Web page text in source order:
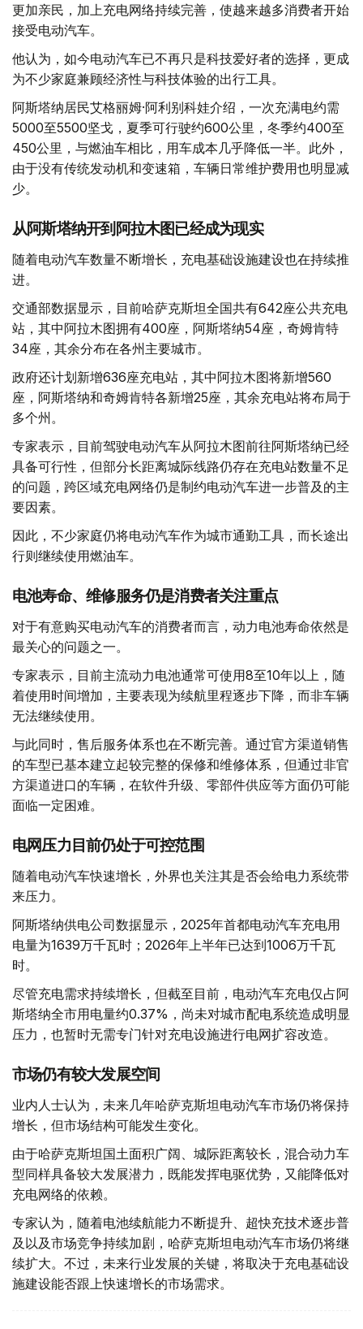
更加亲民，加上充电网络持续完善，使越来越多消费者开始
接受电动汽车。
他认为，如今电动汽车已不再只是科技爱好者的选择，更成
为不少家庭兼顾经济性与科技体验的出行工具。
阿斯塔纳居民艾格丽姆·阿利别科娃介绍，一次充满电约需
5000至5500坚戈，夏季可行驶约600公里，冬季约400至
450公里，与燃油车相比，用车成本几乎降低一半。此外，
由于没有传统发动机和变速箱，车辆日常维护费用也明显减
少。
从阿斯塔纳开到阿拉木图已经成为现实
随着电动汽车数量不断增长，充电基础设施建设也在持续推
进。
交通部数据显示，目前哈萨克斯坦全国共有642座公共充电
站，其中阿拉木图拥有400座，阿斯塔纳54座，奇姆肯特
34座，其余分布在各州主要城市。
政府还计划新增636座充电站，其中阿拉木图将新增560
座，阿斯塔纳和奇姆肯特各新增25座，其余充电站将布局于
多个州。
专家表示，目前驾驶电动汽车从阿拉木图前往阿斯塔纳已经
具备可行性，但部分长距离城际线路仍存在充电站数量不足
的问题，跨区域充电网络仍是制约电动汽车进一步普及的主
要因素。
因此，不少家庭仍将电动汽车作为城市通勤工具，而长途出
行则继续使用燃油车。
电池寿命、维修服务仍是消费者关注重点
对于有意购买电动汽车的消费者而言，动力电池寿命依然是
最关心的问题之一。
专家表示，目前主流动力电池通常可使用8至10年以上，随
着使用时间增加，主要表现为续航里程逐步下降，而非车辆
无法继续使用。
与此同时，售后服务体系也在不断完善。通过官方渠道销售
的车型已基本建立起较完整的保修和维修体系，但通过非官
方渠道进口的车辆，在软件升级、零部件供应等方面仍可能
面临一定困难。
电网压力目前仍处于可控范围
随着电动汽车快速增长，外界也关注其是否会给电力系统带
来压力。
阿斯塔纳供电公司数据显示，2025年首都电动汽车充电用
电量为1639万千瓦时；2026年上半年已达到1006万千瓦
时。
尽管充电需求持续增长，但截至目前，电动汽车充电仅占阿
斯塔纳全市用电量约0.37%，尚未对城市配电系统造成明显
压力，也暂时无需专门针对充电设施进行电网扩容改造。
市场仍有较大发展空间
业内人士认为，未来几年哈萨克斯坦电动汽车市场仍将保持
增长，但市场结构可能发生变化。
由于哈萨克斯坦国土面积广阔、城际距离较长，混合动力车
型同样具备较大发展潜力，既能发挥电驱优势，又能降低对
充电网络的依赖。
专家认为，随着电池续航能力不断提升、超快充技术逐步普
及以及市场竞争持续加剧，哈萨克斯坦电动汽车市场仍将继
续扩大。不过，未来行业发展的关键，将取决于充电基础设
施建设能否跟上快速增长的市场需求。